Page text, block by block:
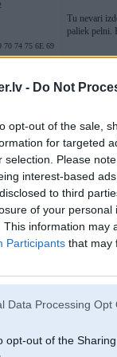
- Do Not
opt-out of the sale,
for targeted
selection. Please
interest-based
to third
of your personal
This information may
Participants that may
Data Processing Opt
opt-out of the
70 74 75 6E 69
Tu nevari
paliek pelni.
----------------
• Jaudas
• AdBlue,
• DPF serviss
• Immo off
14. May
13 May
13
b)